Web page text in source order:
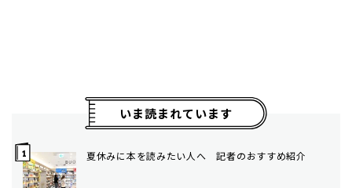
いま読まれています
夏休みに本を読みたい人へ 記者のおすすめ紹介